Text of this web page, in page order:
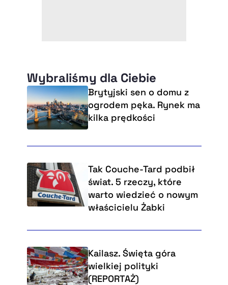
Wybraliśmy dla Ciebie
Brytyjski sen o domu z
ogrodem pęka. Rynek ma
kilka prędkości
Tak Couche-Tard podbił
świat. 5 rzeczy, które
warto wiedzieć o nowym
właścicielu Żabki
Kailasz. Święta góra
wielkiej polityki
(REPORTAŻ)